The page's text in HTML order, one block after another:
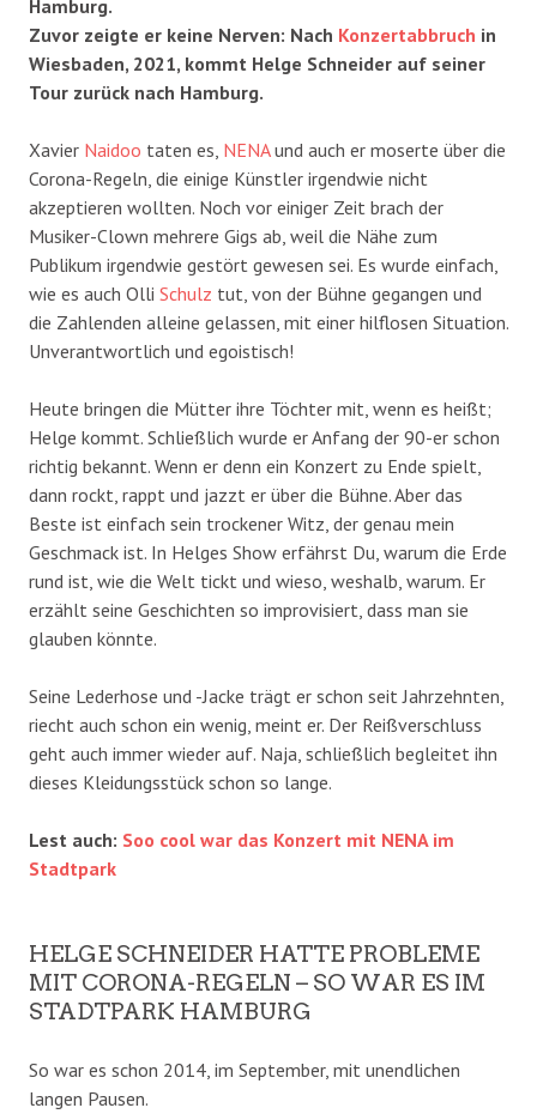
Hamburg.
Zuvor zeigte er keine Nerven: Nach Konzertabbruch in
Wiesbaden, 2021, kommt Helge Schneider auf seiner
Tour zurück nach Hamburg.
Xavier Naidoo taten es, NENAund auch er moserte über die
Corona-Regeln, die einige Künstler irgendwie nicht
akzeptieren wollten. Noch vor einiger Zeit brach der
Musiker-Clown mehrere Gigs ab, weil die Nähe zum
Publikum irgendwie gestört gewesen sei. Es wurde einfach,
wie es auch Olli Schulz tut, von der Bühne gegangen und
die Zahlenden alleine gelassen, mit einer hilflosen Situation.
Unverantwortlich und egoistisch!
Heute bringen die Mütter ihre Töchter mit, wenn es heißt;
Helge kommt. Schließlich wurde er Anfang der 90-er schon
richtig bekannt. Wenn er denn ein Konzert zu Ende spielt,
dann rockt, rappt und jazzt er über die Bühne. Aber das
Beste ist einfach sein trockener Witz, der genau mein
Geschmack ist. In Helges Show erfährst Du, warum die Erde
rund ist, wie die Welt tickt und wieso, weshalb, warum. Er
erzählt seine Geschichten so improvisiert, dass man sie
glauben könnte.
Seine Lederhose und -Jacke trägt er schon seit Jahrzehnten,
riecht auch schon ein wenig, meint er. Der Reißverschluss
geht auch immer wieder auf. Naja, schließlich begleitet ihn
dieses Kleidungsstück schon so lange.
Lest auch: Soo cool war das Konzert mit NENA im
Stadtpark
HELGE SCHNEIDER HATTE PROBLEME
MIT CORONA-REGELN – SO WAR ES IM
STADTPARK HAMBURG
So war es schon 2014, im September, mit unendlichen
langen Pausen.